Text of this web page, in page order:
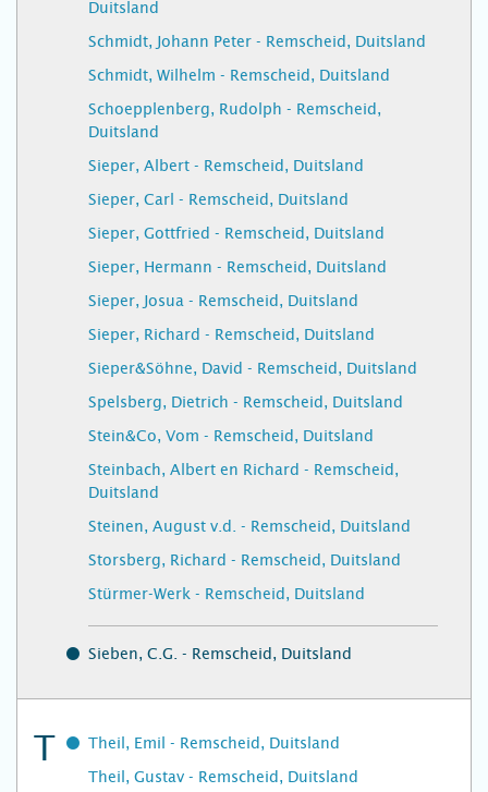
Duitsland
Schmidt, Johann Peter - Remscheid, Duitsland
Schmidt, Wilhelm - Remscheid, Duitsland
Schoepplenberg, Rudolph - Remscheid,
Duitsland
Sieper, Albert - Remscheid, Duitsland
Sieper, Carl - Remscheid, Duitsland
Sieper, Gottfried - Remscheid, Duitsland
Sieper, Hermann - Remscheid, Duitsland
Sieper, Josua - Remscheid, Duitsland
Sieper, Richard - Remscheid, Duitsland
Sieper&Söhne, David - Remscheid, Duitsland
Spelsberg, Dietrich - Remscheid, Duitsland
Stein&Co, Vom - Remscheid, Duitsland
Steinbach, Albert en Richard - Remscheid,
Duitsland
Steinen, August v.d. - Remscheid, Duitsland
Storsberg, Richard - Remscheid, Duitsland
Stürmer-Werk - Remscheid, Duitsland
Sieben, C.G. - Remscheid, Duitsland
T
Theil, Emil - Remscheid, Duitsland
Theil, Gustav - Remscheid, Duitsland